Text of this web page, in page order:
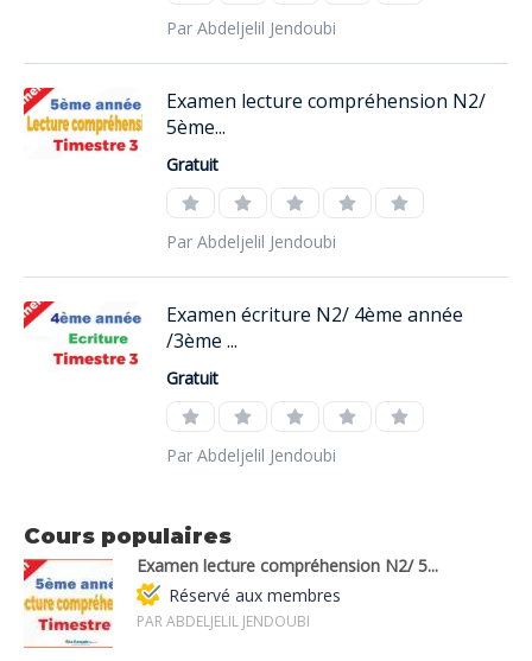
Par Abdeljelil Jendoubi
Examen lecture compréhension N2/
5ème...
Gratuit
Par Abdeljelil Jendoubi
Examen écriture N2/ 4ème année
/3ème ...
Gratuit
Par Abdeljelil Jendoubi
Cours populaires
Examen lecture compréhension N2/ 5...
Réservé aux membres
PAR ABDELJELIL JENDOUBI